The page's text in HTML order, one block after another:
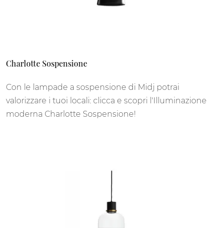
Charlotte Sospensione
Con le lampade a sospensione di Midj potrai
valorizzare i tuoi locali: clicca e scopri l'Illuminazione
moderna Charlotte Sospensione!